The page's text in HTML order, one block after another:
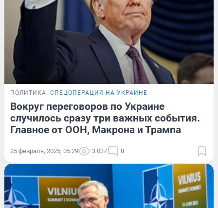
ПОЛИТИКА СПЕЦОПЕРАЦИЯ НА УКРАИНЕ
Вокруг переговоров по Украине
случилось сразу три важных события.
Главное от ООН, Макрона и Трампа
25 февраля, 2025, 05:29 3 037 8